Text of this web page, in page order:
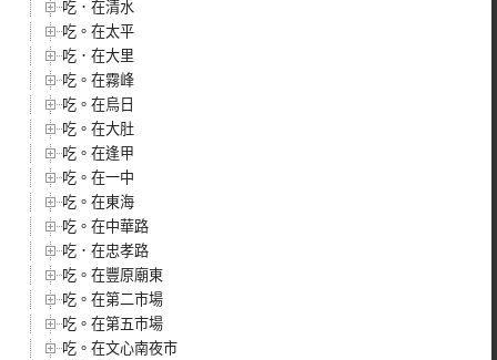
吃．在清水
吃。在太平
吃．在大里
吃。在霧峰
吃。在烏日
吃。在大肚
吃。在逢甲
吃。在一中
吃。在東海
吃。在中華路
吃．在忠孝路
吃。在豐原廟東
吃。在第二市場
吃。在第五市場
吃。在文心南夜市